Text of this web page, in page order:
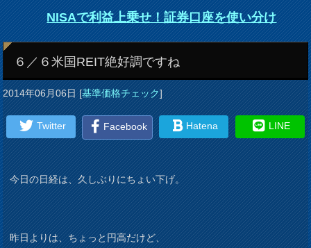
NISAで利益上乗せ！証券口座を使い分け
６／６米国REIT絶好調ですね
2014年06月06日[基準価格チェック]
Twitter Facebook Hatena LINE
今日の日経は、久しぶりにちょい下げ。
昨日よりは、ちょっと円高だけど、